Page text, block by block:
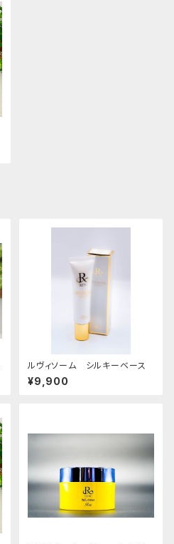
ルヴィソーム シルキーベース
¥9,900